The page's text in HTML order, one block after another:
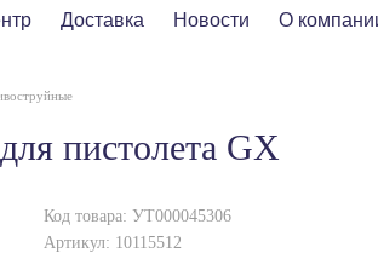
Доставка Новости О
пистолета GX
Код товара: УТ000045306
Артикул: 10115512